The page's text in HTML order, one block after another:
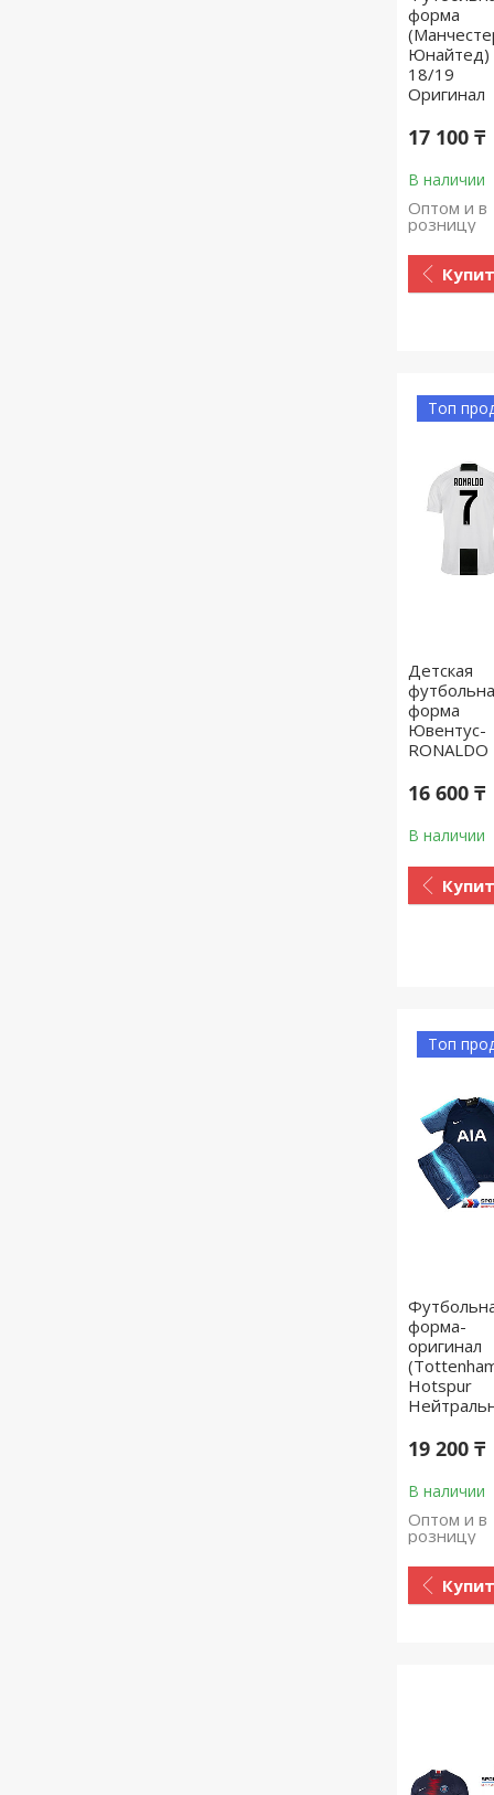
форма
Юнайтед)
18/19
Оригинал
17 100 ₸
В наличии
Оптом и в
розницу
Топ
Детская
форма
Ювентус-
RONALDO
16 600 ₸
В наличии
Топ
форма-
оригинал
Hotspur
19 200 ₸
В наличии
Оптом и в
розницу